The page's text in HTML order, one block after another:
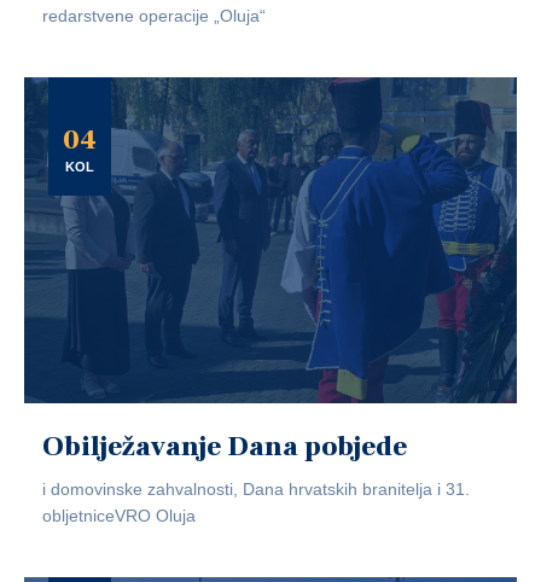
redarstvene operacije „Oluja“
04
KOL
Obilježavanje Dana pobjede
i domovinske zahvalnosti, Dana hrvatskih branitelja i 31.
obljetniceVRO Oluja